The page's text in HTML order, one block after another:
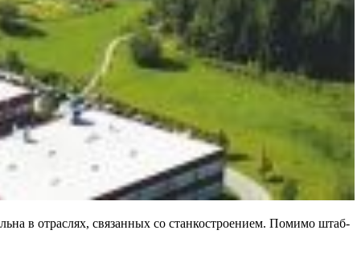
в отраслях, связанных со станкостроением. Помимо штаб-